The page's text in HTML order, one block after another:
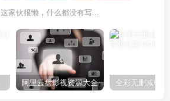
这家伙很懒，什么都没有写...
阿里云盘影视资源大全